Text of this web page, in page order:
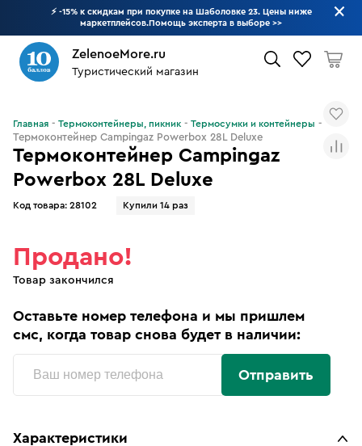
⚡ -15% к скидкам при покупке на Шаболовке 23. Цены ниже
маркетплейсов.Помощь эксперта в выборе >>
ZelenoeMore.ru
Туристический магазин
Термоконтейнер Campingaz
Powerbox 28L Deluxe
Код товара: 28102 Купили 14 раз
Главная Термоконтейнеры, пикник Термосумки и контейнеры
Термоконтейнер Campingaz Powerbox 28L Deluxe
Продано!
Товар закончился
Оставьте номер телефона и мы пришлем
смс, когда товар снова будет в наличии:
Отправить
Характеристики